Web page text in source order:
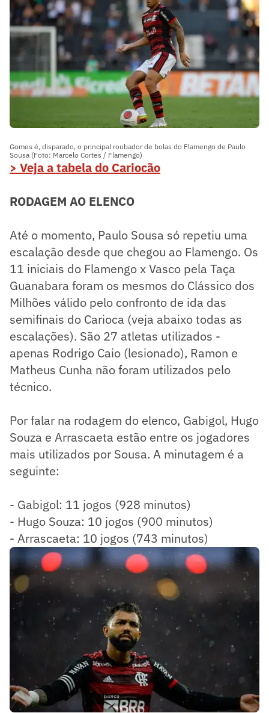
Gomes é, disparado, o principal roubador de bolas do Flamengo de Paulo
Sousa (Foto: Marcelo Cortes / Flamengo)
> Veja a tabela do Cariocão
RODAGEM AO ELENCO
Até o momento, Paulo Sousa só repetiu uma
escalação desde que chegou ao Flamengo. Os
11 iniciais do Flamengo x Vasco pela Taça
Guanabara foram os mesmos do Clássico dos
Milhões válido pelo confronto de ida das
semifinais do Carioca (veja abaixo todas as
escalações). São 27 atletas utilizados -
apenas Rodrigo Caio (lesionado), Ramon e
Matheus Cunha não foram utilizados pelo
técnico.
Por falar na rodagem do elenco, Gabigol, Hugo
Souza e Arrascaeta estão entre os jogadores
mais utilizados por Sousa. A minutagem é a
seguinte:
- Gabigol: 11 jogos (928 minutos)
- Hugo Souza: 10 jogos (900 minutos)
- Arrascaeta: 10 jogos (743 minutos)